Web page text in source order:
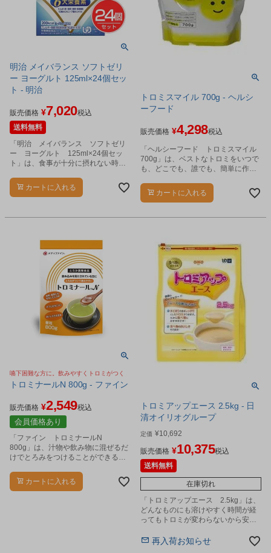
明治 メイバランス ソフトゼリ
ー ヨーグルト 125ml×24個セッ
ト - 明治
販売価格 ¥7,020税込
送料無料
「明治 メイバランス ソフトゼリ
ー ヨーグルト 125ml×24個セッ
ト」は、食事が十分に摂れない時
食事の代わり、または食事にプラス
して飲むことで必要な栄養が補給で
カートに入れる
トロミスマイル 700g - ヘルシ
ーフード
販売価格 ¥4,298税込
「ヘルシーフード トロミスマイル
700g」は、ベストなトロミをいつで
も、どこでも、誰でも、簡単に作る
カートに入れる
嚥下困難な方に。飲みやすくトロミがつく
トロミナールN 800g - ファイン
販売価格 ¥2,549税込
会員価格あり
「ファイン トロミナールN
800g」は、汁物や飲み物に混ぜるだ
けでとろみをつけることができると
カートに入れる
トロミアップエース 2.5kg - 日
清オイリオグループ
定価 ¥10,692
販売価格 ¥10,375税込
送料無料
在庫切れ
「トロミアップエース 2.5kg」は、
どんなものにも溶けやすく時間が経
ってもトロミが変わらないから安心
再入荷お知らせ